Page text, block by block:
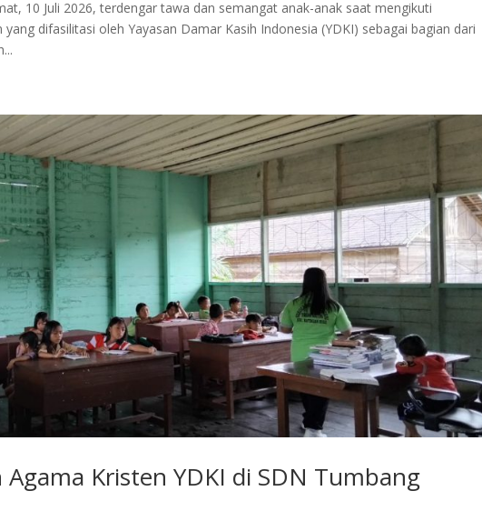
10 Juli 2026, terdengar tawa dan semangat anak-anak saat mengikuti
difasilitasi oleh Yayasan Damar Kasih Indonesia (YDKI) sebagai bagian dari
Agama Kristen YDKI di SDN Tumbang